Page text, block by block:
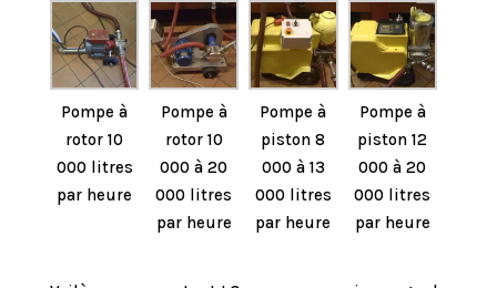
Pompe à
rotor 10
000 litres
par heure
Pompe à
rotor 10
000 à 20
000 litres
par heure
Pompe à
piston 8
000 à 13
000 litres
par heure
Pompe à
piston 12
000 à 20
000 litres
par heure